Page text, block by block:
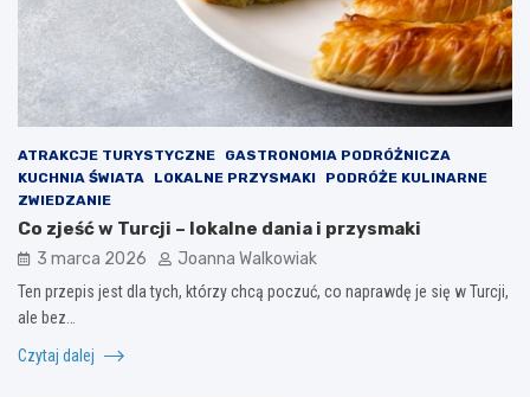
ATRAKCJE TURYSTYCZNE
GASTRONOMIA PODRÓŻNICZA
KUCHNIA ŚWIATA
LOKALNE PRZYSMAKI
PODRÓŻE KULINARNE
ZWIEDZANIE
Co zjeść w Turcji – lokalne dania i przysmaki
3 marca 2026 Joanna Walkowiak
Ten przepis jest dla tych, którzy chcą poczuć, co naprawdę je się w Turcji,
ale bez…
Czytaj dalej